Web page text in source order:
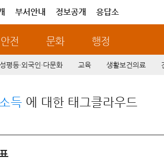
부서안내 정보공개 응답소
안전 문화 행정
평등·외국인·다문화 교육 생활보건의료
득 에 대한 태그클라우드